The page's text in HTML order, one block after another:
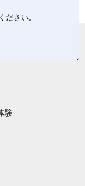
験
ださい。